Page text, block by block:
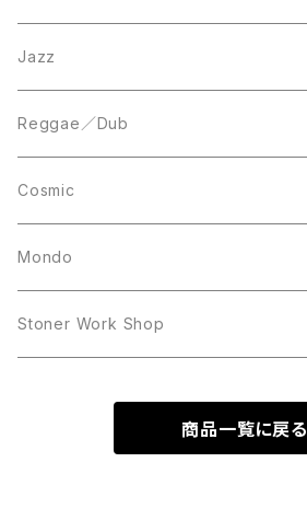
LP
Acetate Press
10inch
LP
12inch
LP
Jazz
LP
12inch
Reggae／Dub
LP
12inch
Cosmic
12inch
LP
Mondo
LP
Stoner Work Shop
商品一覧に戻る